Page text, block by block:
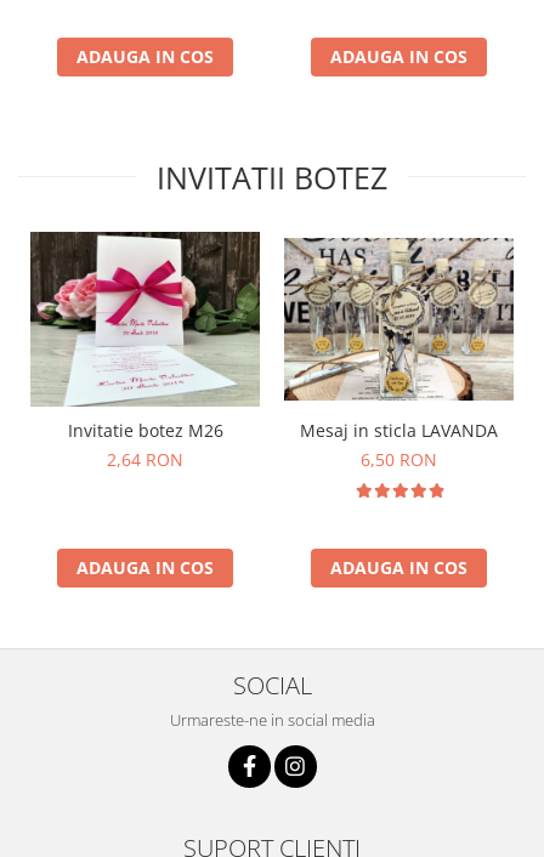
ADAUGA IN COS ADAUGA IN COS
INVITATII BOTEZ
Invitatie botez M26
2,64 RON
ADAUGA IN COS
Mesaj in sticla LAVANDA
6,50 RON
ADAUGA IN COS
SOCIAL
Urmareste-ne in social media
SUPORT CLIENTI